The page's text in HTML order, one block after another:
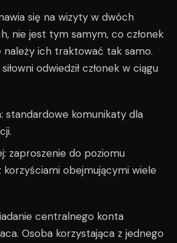
się na wizyty w dwóch
nie jest tym samym, co członek
należy ich traktować tak samo.
odwiedził członek w ciągu
standardowe komunikaty dla
zaproszenie do poziomu
korzyściami obejmującymi wiele
centralnego konta
Osoba korzystająca z jednego